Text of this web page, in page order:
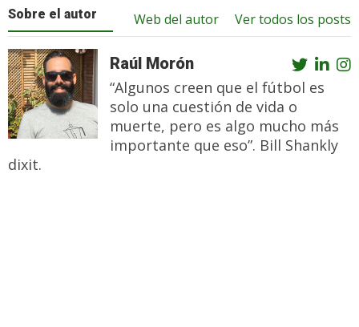
Sobre el autor Ver todos los posts
Web del autor
Raúl Morón
“Algunos creen que el fútbol es
solo una cuestión de vida o
muerte, pero es algo mucho más
importante que eso”. Bill Shankly
dixit.